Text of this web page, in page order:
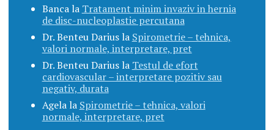
Bancala Tratament minim invaziv in hernia
de disc-nucleoplastie percutana
Dr. Benteu Dariusla Spirometrie – tehnica,
valori normale, interpretare, pret
Dr. Benteu Dariusla Testul de efort
cardiovascular – interpretare pozitiv sau
negativ, durata
Agelala Spirometrie – tehnica, valori
normale, interpretare, pret